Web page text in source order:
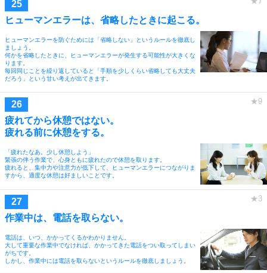
ヒューマンエラーは、省略したときに起こる。
ヒューマンエラーを防ぐためには「省略しない」というルールを徹底し
ましょう。
何かを省略したときに、ヒューマンエラーが発生する可能性が大きくな
ります。
毎回同じことを繰り返していると「手順を少しくらい省略しても大丈夫
だろう」という甘い考えが出てきます。
疲れてから休憩ではない。
疲れる前に休憩をする。
「疲れたなあ。少し休憩しよう」
緊張の伴う作業で、心身ともに疲れたので休憩を取ります。
疲れると、集中力や注意力が低下して、ヒューマンエラーにつながりま
すから、適度な休憩は好ましいことです。
作業中は、電話を取らない。
電話は、いつ、かかってくるかわかりません。
大して重要な作業中でなければ、かかってきた電話をつい取ってしまい
がちです。
しかし、作業中には電話を取らないというルールを徹底しましょう。